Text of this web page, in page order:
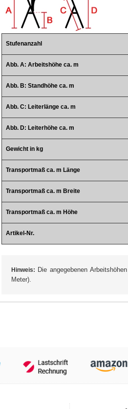
Stufenanzahl
Abb. A: Arbeitshöhe ca. m
Abb. B: Standhöhe ca. m
Abb. C: Leiterlänge ca. m
Abb. D: Leiterhöhe ca. m
Gewicht in kg
Transportmaß ca. m Länge
Transportmaß ca. m Breite
Transportmaß ca. m Höhe
Artikel-Nr.
Hinweis: Die angegebenen
Meter).